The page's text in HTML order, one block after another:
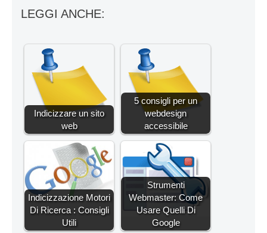
LEGGI ANCHE:
Indicizzare un sito
web
5 consigli per un
webdesign
accessibile
Indicizzazione Motori
Di Ricerca : Consigli
Utili
Strumenti
Webmaster: Come
Usare Quelli Di
Google